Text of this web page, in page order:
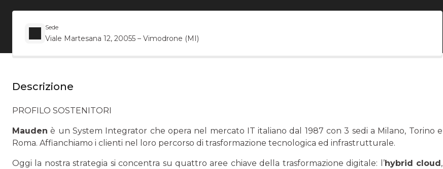
Sede
Viale Martesana 12, 20055 – Vimodrone (MI)
Descrizione
PROFILO SOSTENITORI
Mauden è un System Integrator che opera nel mercato IT italiano dal 1987 con 3 sedi a Milano, Torino e
Roma. Affianchiamo i clienti nel loro percorso di trasformazione tecnologica ed infrastrutturale.
Oggi la nostra strategia si concentra su quattro aree chiave della trasformazione digitale: l’hybrid cloud,